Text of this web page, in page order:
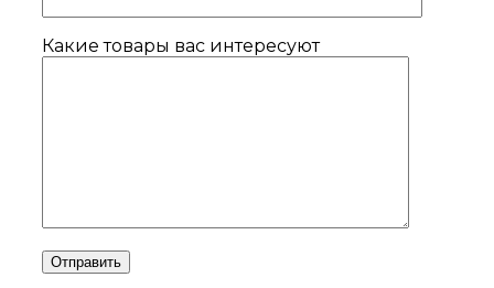
Какие товары вас интересуют